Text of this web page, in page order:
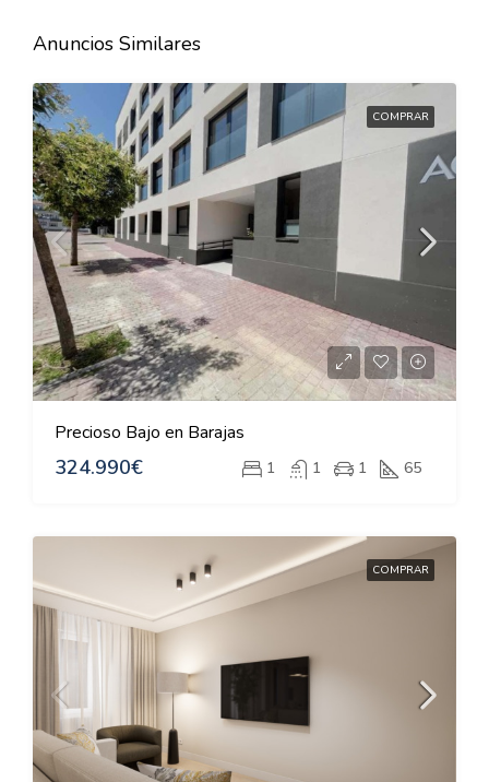
Anuncios Similares
COMPRAR
Precioso Bajo en Barajas
324.990€ 1 1 1 65
COMPRAR